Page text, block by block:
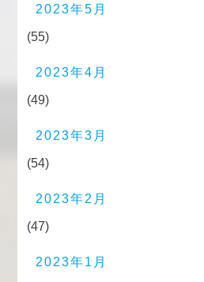
2023年5月
(55)
2023年4月
(49)
2023年3月
(54)
2023年2月
(47)
2023年1月